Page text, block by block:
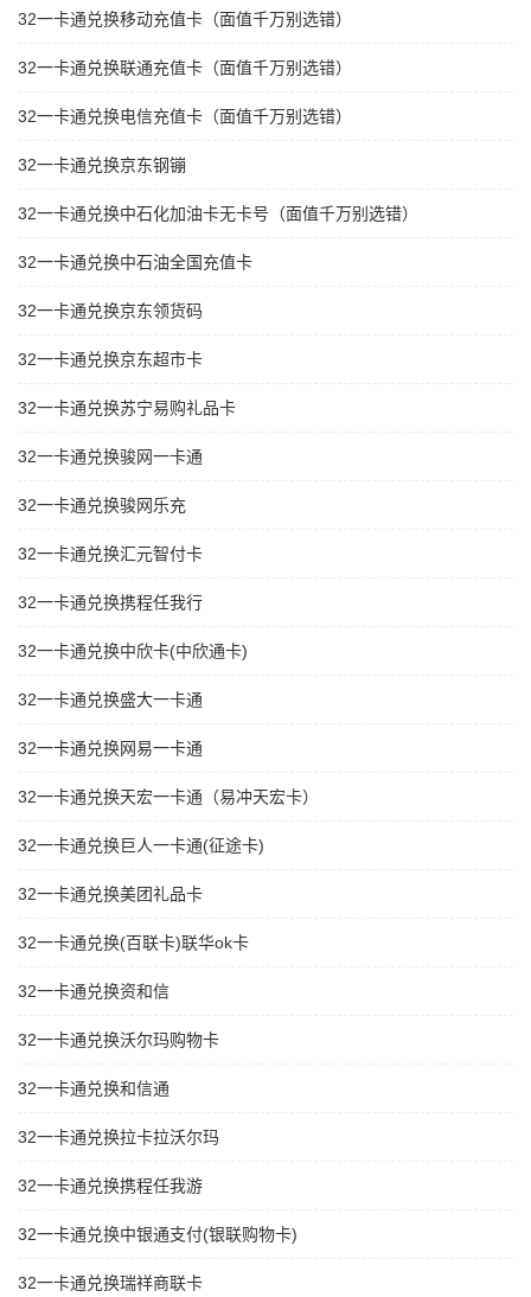
32一卡通兑换移动充值卡（面值千万别选错）
32一卡通兑换联通充值卡（面值千万别选错）
32一卡通兑换电信充值卡（面值千万别选错）
32一卡通兑换京东钢镚
32一卡通兑换中石化加油卡无卡号（面值千万别选错）
32一卡通兑换中石油全国充值卡
32一卡通兑换京东领货码
32一卡通兑换京东超市卡
32一卡通兑换苏宁易购礼品卡
32一卡通兑换骏网一卡通
32一卡通兑换骏网乐充
32一卡通兑换汇元智付卡
32一卡通兑换携程任我行
32一卡通兑换中欣卡(中欣通卡)
32一卡通兑换盛大一卡通
32一卡通兑换网易一卡通
32一卡通兑换天宏一卡通（易冲天宏卡）
32一卡通兑换巨人一卡通(征途卡)
32一卡通兑换美团礼品卡
32一卡通兑换(百联卡)联华ok卡
32一卡通兑换资和信
32一卡通兑换沃尔玛购物卡
32一卡通兑换和信通
32一卡通兑换拉卡拉沃尔玛
32一卡通兑换携程任我游
32一卡通兑换中银通支付(银联购物卡)
32一卡通兑换瑞祥商联卡